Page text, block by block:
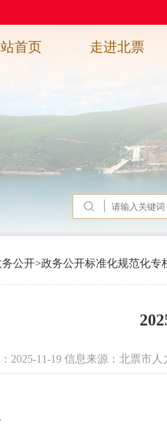
首页 走进北票
务公开>政务公开标准化规范化专
2025-11-19 信息来源：北票市